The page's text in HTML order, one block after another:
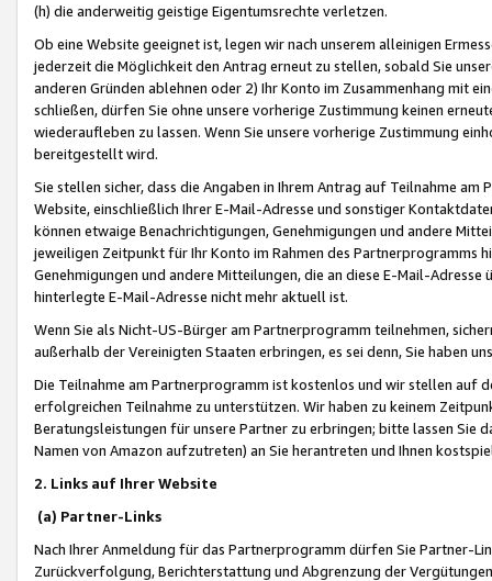
(h) die anderweitig geistige Eigentumsrechte verletzen.
Ob eine Website geeignet ist, legen wir nach unserem alleinigen
jederzeit die Möglichkeit den Antrag erneut zu stellen, sobald Sie
anderen Gründen ablehnen oder 2) Ihr Konto im Zusammenhang mit
schließen, dürfen Sie ohne unsere vorherige Zustimmung keinen
wiederaufleben zu lassen. Wenn Sie unsere vorherige Zustimmung
bereitgestellt wird.
Sie stellen sicher, dass die Angaben in Ihrem Antrag auf Teilnahme
Website, einschließlich Ihrer E-Mail-Adresse und sonstiger
können etwaige Benachrichtigungen, Genehmigungen und andere
jeweiligen Zeitpunkt für Ihr Konto im Rahmen des Partnerprogramms
Genehmigungen und andere Mitteilungen, die an diese E-Mail-
hinterlegte E-Mail-Adresse nicht mehr aktuell ist.
Wenn Sie als Nicht-US-Bürger am Partnerprogramm teilnehmen,
außerhalb der Vereinigten Staaten erbringen, es sei denn, Sie haben
Die Teilnahme am Partnerprogramm ist kostenlos und wir stellen auf
erfolgreichen Teilnahme zu unterstützen. Wir haben zu keinem
Beratungsleistungen für unsere Partner zu erbringen; bitte lassen Sie
Namen von Amazon aufzutreten) an Sie herantreten und Ihnen
2. Links auf Ihrer Website
(a) Partner-Links
Nach Ihrer Anmeldung für das Partnerprogramm dürfen Sie Partner-
Zurückverfolgung, Berichterstattung und Abgrenzung der